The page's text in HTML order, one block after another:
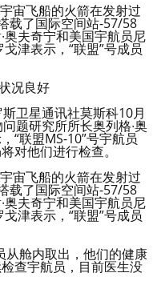
宙飞船的火箭在发射过
载了国际空间站-57/58
奥夫奇宁和美国宇航员尼
津表示，“联盟”号成员
况良好
卫星通讯社莫斯科10月
题研究所所长奥列格∙奥
“联盟MS-10”号宇航员
对他们进行检查。
宙飞船的火箭在发射过
载了国际空间站-57/58
奥夫奇宁和美国宇航员尼
津表示，“联盟”号成员
从舱内取出，他们的健康
查宇航员，目前医生没